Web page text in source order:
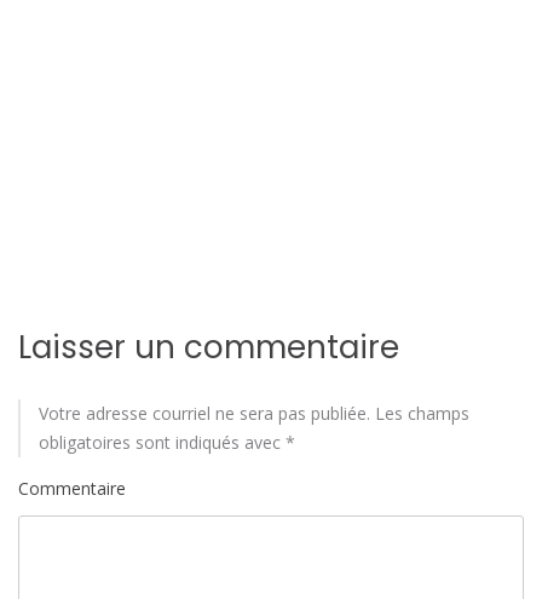
r
t
i
c
Laisser un commentaire
Votre adresse courriel ne sera pas publiée. Les champs
obligatoires sont indiqués avec *
Commentaire